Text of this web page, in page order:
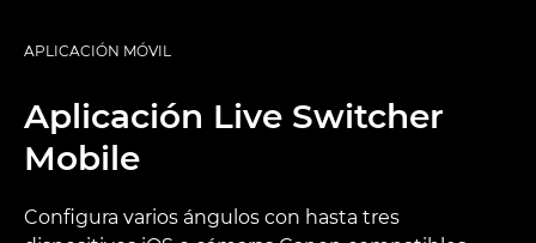
APLICACIÓN MÓVIL
Aplicación Live Switcher
Mobile
Configura varios ángulos con hasta tres